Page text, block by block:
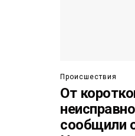
Происшествия
От
сообщили